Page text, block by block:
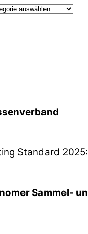
Standard 2025:
Sammel-